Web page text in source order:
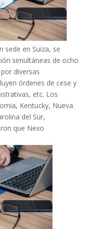
sede en Suiza, se
simultáneas de ocho
diversas
órdenes de cese y
etc. Los
Kentucky, Nueva
del Sur,
que Nexo